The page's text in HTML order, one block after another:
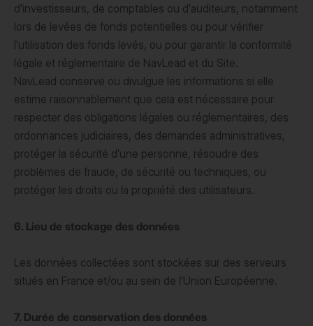
d'investisseurs, de comptables ou d'auditeurs, notamment
lors de levées de fonds potentielles ou pour vérifier
l'utilisation des fonds levés, ou pour garantir la conformité
légale et réglementaire de NavLead et du Site.
NavLead conserve ou divulgue les informations si elle
estime raisonnablement que cela est nécessaire pour
respecter des obligations légales ou réglementaires, des
ordonnances judiciaires, des demandes administratives,
protéger la sécurité d'une personne, résoudre des
problèmes de fraude, de sécurité ou techniques, ou
protéger les droits ou la propriété des utilisateurs.
6. Lieu de stockage des données
Les données collectées sont stockées sur des serveurs
situés en France et/ou au sein de l'Union Européenne.
7. Durée de conservation des données